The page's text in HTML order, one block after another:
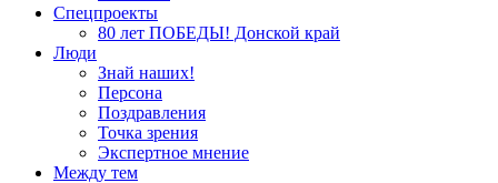
Спецпроекты
80 лет ПОБЕДЫ! Донской край
Люди
Знай наших!
Персона
Поздравления
Точка зрения
Экспертное мнение
Между тем